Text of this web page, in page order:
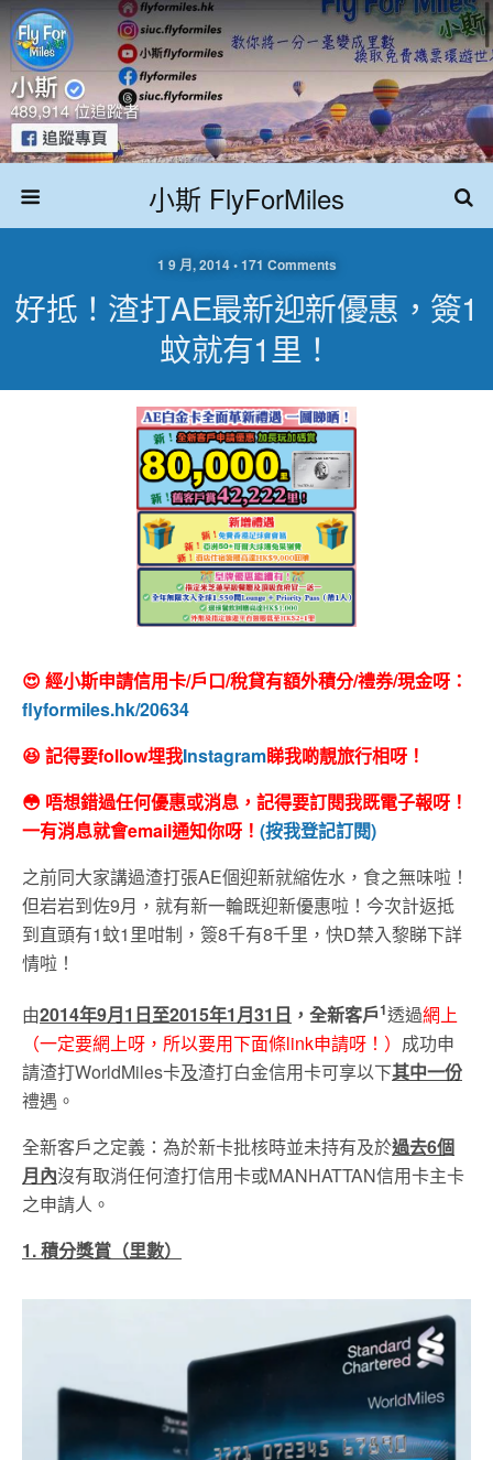
小斯 FlyForMiles
1 9 月, 2014 • 171 Comments
好抵！渣打AE最新迎新優惠，簽1
蚊就有1里！
😍 經小斯申請信用卡/戶口/稅貸有額外積分/禮券/現金呀：
flyformiles.hk/20634
😆 記得要follow埋我Instagram睇我啲靚旅行相呀！
😳 唔想錯過任何優惠或消息，記得要訂閱我既電子報呀！
一有消息就會email通知你呀！ (按我登記訂閱)
之前同大家講過渣打張AE個迎新就縮佐水，食之無味啦！
但岩岩到佐9月，就有新一輪既迎新優惠啦！今次計返抵
到直頭有1蚊1里咁制，簽8千有8千里，快D禁入黎睇下詳
情啦！
由2014年9月1日至2015年1月31日 ，全新客戶1透過網上
（一定要網上呀，所以要用下面條link申請呀！） 成功申
請渣打WorldMiles卡及渣打白金信用卡可享以下其中一份
禮遇。
全新客戶之定義：為於新卡批核時並未持有及於過去6個
月內沒有取消任何渣打信用卡或MANHATTAN信用卡主卡
之申請人。
1. 積分獎賞（里數）